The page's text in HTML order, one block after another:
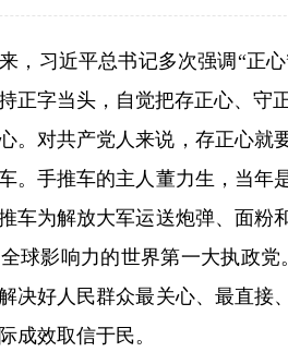
，习近平总书记多次强调“正
正字当头，自觉把存正心、守
。对共产党人来说，存正心就
。手推车的主人董力生，当年
车为解放大军运送炮弹、面粉
球影响力的世界第一大执政
决好人民群众最关心、最直接
成效取信于民。